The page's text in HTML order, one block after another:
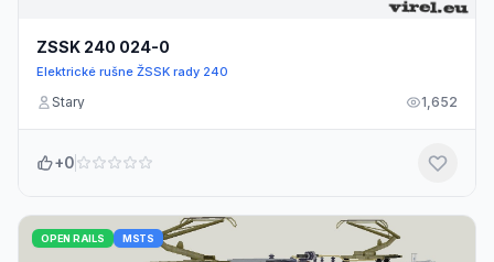
ZSSK 240 024-0
Elektrické rušne ŽSSK rady 240
Stary 1,652
+0
OPEN RAILS MSTS